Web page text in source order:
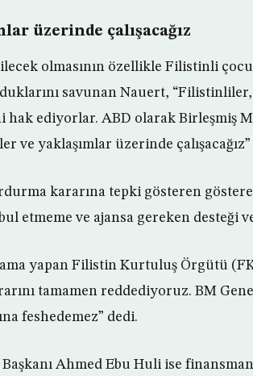
üzerinde çalışacağız
olmasının özellikle Filistinli
savunan Nauert,
hak ediyorlar. ABD olarak Birleşmiş
ve yaklaşımlar üzerinde
kararına tepki gösteren
etmeme ve ajansa gereken desteği
yapan Filistin Kurtuluş Örgütü
tamamen reddediyoruz. BM
feshedemez” dedi.
Ahmed Ebu Huli ise